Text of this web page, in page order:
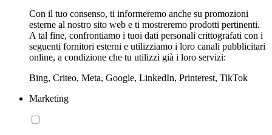
Con il tuo consenso, ti informeremo anche su promozioni
esterne al nostro sito web e ti mostreremo prodotti pertinenti.
A tal fine, confrontiamo i tuoi dati personali crittografati con i
seguenti fornitori esterni e utilizziamo i loro canali pubblicitari
online, a condizione che tu utilizzi già i loro servizi:
Bing, Criteo, Meta, Google, LinkedIn, Printerest, TikTok
Marketing